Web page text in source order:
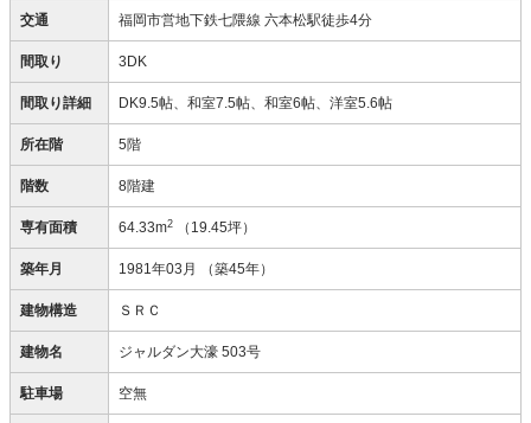
交通 福岡市営地下鉄七隈線 六本松駅徒歩4分
間取り 3DK
間取り詳細 DK9.5帖、和室7.5帖、和室6帖、洋室5.6帖
所在階 5階
階数 8階建
専有面積 64.33m2 （19.45坪）
築年月 1981年03月 （築45年）
建物構造 ＳＲＣ
建物名 ジャルダン大濠 503号
駐車場 空無